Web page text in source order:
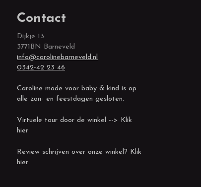
Contact
Dijkje 13
3771BN Barneveld
info@carolinebarneveld.nl
0342-42 23 46
Caroline mode voor baby & kind is op
alle zon- en feestdagen gesloten.
Virtuele tour door de winkel --> Klik
hier
Review schrijven over onze winkel? Klik
hier